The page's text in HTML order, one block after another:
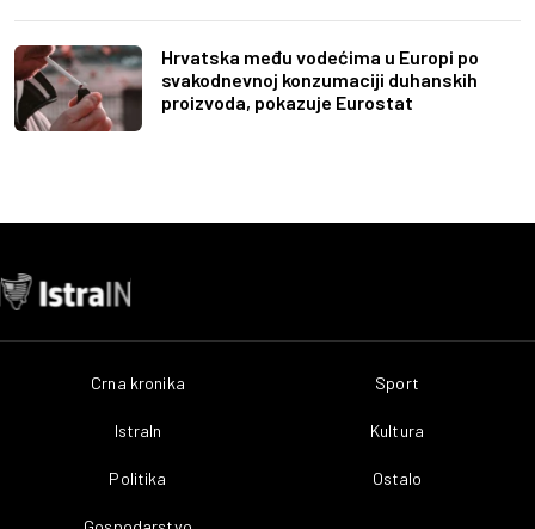
Hrvatska među vodećima u Europi po
svakodnevnoj konzumaciji duhanskih
proizvoda, pokazuje Eurostat
Crna kronika
IstraIn
Politika
Sport
Kultura
Ostalo